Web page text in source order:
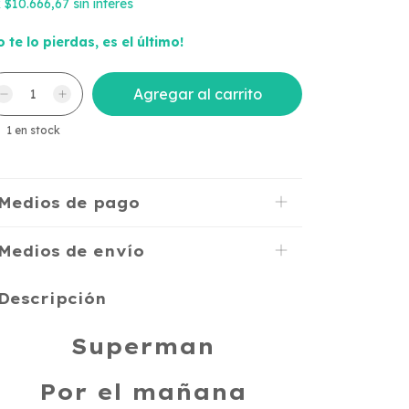
$10.666,67 sin interés
te lo pierdas, es el último!
1en stock
de pago
de envío
Superman
Por el mañana